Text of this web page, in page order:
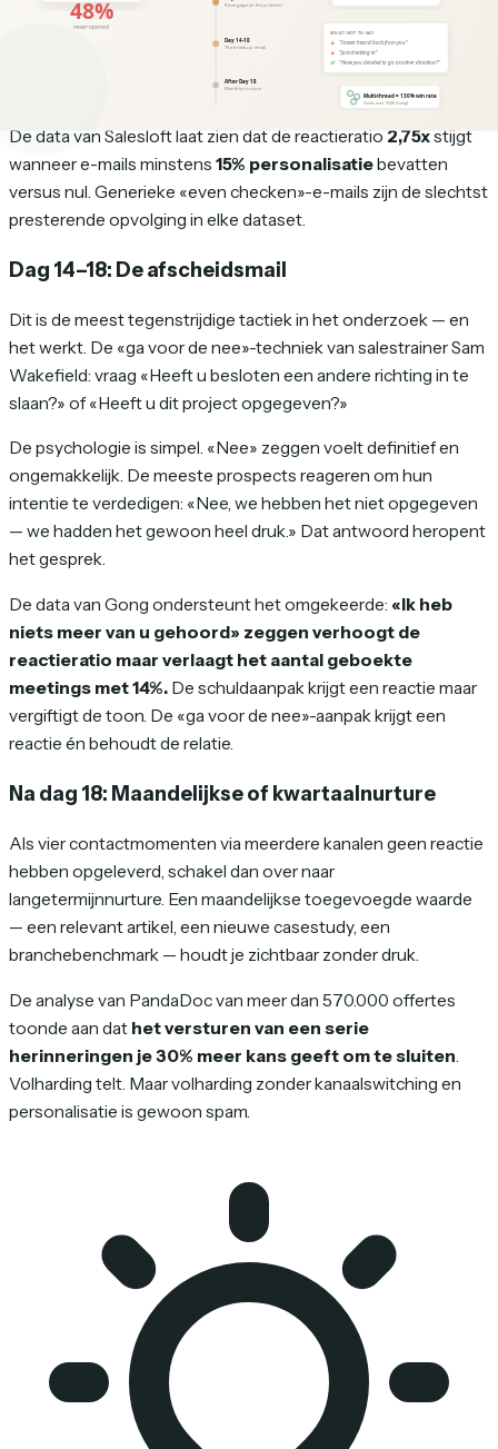
«Ik heb verder nagedacht over [hun specifieke uitdaging]. Iets
wat ik niet in de offerte had opgenomen was [aanvullend
inzicht]. Is het een kort gesprek waard?»
De data van Salesloft laat zien dat de reactieratio 2,75xstijgt
wanneer e-mails minstens 15% personalisatiebevatten
versus nul. Generieke «even checken»-e-mails zijn de slechtst
presterende opvolging in elke dataset.
Dag 14–18: De afscheidsmail
Dit is de meest tegenstrijdige tactiek in het onderzoek — en
het werkt. De «ga voor de nee»-techniek van salestrainer Sam
Wakefield: vraag «Heeft u besloten een andere richting in te
slaan?» of «Heeft u dit project opgegeven?»
De psychologie is simpel. «Nee» zeggen voelt definitief en
ongemakkelijk. De meeste prospects reageren om hun
intentie te verdedigen: «Nee, we hebben het niet opgegeven
— we hadden het gewoon heel druk.» Dat antwoord heropent
het gesprek.
De data van Gong ondersteunt het omgekeerde: «Ik heb
niets meer van u gehoord» zeggen verhoogt de
reactieratio maar verlaagt het aantal geboekte
meetings met 14%. De schuldaanpak krijgt een reactie maar
vergiftigt de toon. De «ga voor de nee»-aanpak krijgt een
reactie én behoudt de relatie.
Na dag 18: Maandelijkse of kwartaalnurture
Als vier contactmomenten via meerdere kanalen geen reactie
hebben opgeleverd, schakel dan over naar
langetermijnnurture. Een maandelijkse toegevoegde waarde
— een relevant artikel, een nieuwe casestudy, een
branchebenchmark — houdt je zichtbaar zonder druk.
De analyse van PandaDoc van meer dan 570.000 offertes
toonde aan dat het versturen van een serie
herinneringen je 30% meer kans geeft om te sluiten
Volharding telt. Maar volharding zonder kanaalswitching en
personalisatie is gewoon spam.